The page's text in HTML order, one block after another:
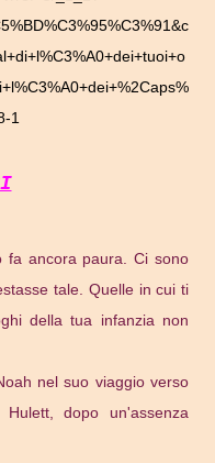
1
fa ancora paura. Ci sono
tale. Quelle in cui ti
della tua infanzia non
nel suo viaggio verso
dopo un'assenza